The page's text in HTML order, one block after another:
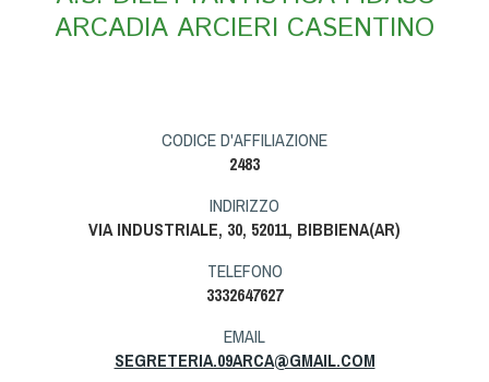
ARCADIA ARCIERI CASENTINO
CODICE D'AFFILIAZIONE
2483
INDIRIZZO
VIA INDUSTRIALE, 30, 52011, BIBBIENA(AR)
TELEFONO
3332647627
EMAIL
SEGRETERIA.09ARCA@GMAIL.COM
Organi di Giustizia - Dispositivi
Guida Locandine Ufficiali
English e Training Sporting
Tiro a Palla
Tiro con l'arco da caccia